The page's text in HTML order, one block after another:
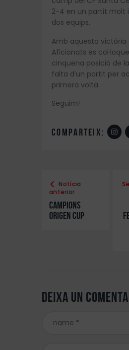
2-4 en un partit molt
dos equips.
Amb aquesta victòria
Aficionats es
cinquena posició de
falta d’un partit per
primera volta.
Seguim!
comparteix:
Notícia
anterior
Campions
Origen Cup
Deixa un